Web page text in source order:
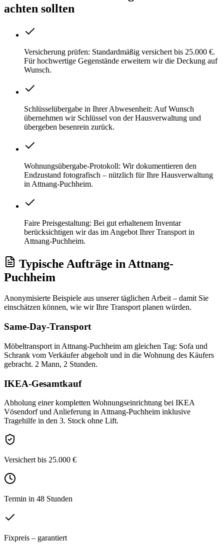
achten sollten
Versicherung prüfen: Standardmäßig versichert bis 25.000 €.
Für hochwertige Gegenstände erweitern wir die Deckung auf
Wunsch.
Schlüsselübergabe in Ihrer Abwesenheit: Auf Wunsch
übernehmen wir Schlüssel von der Hausverwaltung und
übergeben besenrein zurück.
Wohnungsübergabe-Protokoll: Wir dokumentieren den
Endzustand fotografisch – nützlich für Ihre Hausverwaltung
in Attnang-Puchheim.
Faire Preisgestaltung: Bei gut erhaltenem Inventar
berücksichtigen wir das im Angebot Ihrer Transport in
Attnang-Puchheim.
Typische Aufträge in Attnang-
Puchheim
Anonymisierte Beispiele aus unserer täglichen Arbeit – damit Sie
einschätzen können, wie wir Ihre Transportplanen würden.
Same-Day-Transport
Möbeltransport in Attnang-Puchheim am gleichen Tag: Sofa und
Schrank vom Verkäufer abgeholt und in die Wohnung des Käufers
gebracht. 2 Mann, 2 Stunden.
IKEA-Gesamtkauf
Abholung einer kompletten Wohnungseinrichtung bei IKEA
Vösendorf und Anlieferung in Attnang-Puchheim inklusive
Tragehilfe in den 3. Stock ohne Lift.
Versichert bis 25.000 €
Termin in 48 Stunden
Fixpreis – garantiert